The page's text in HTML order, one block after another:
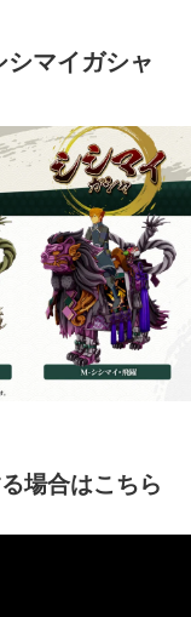
シマイガシャ
場合はこちら